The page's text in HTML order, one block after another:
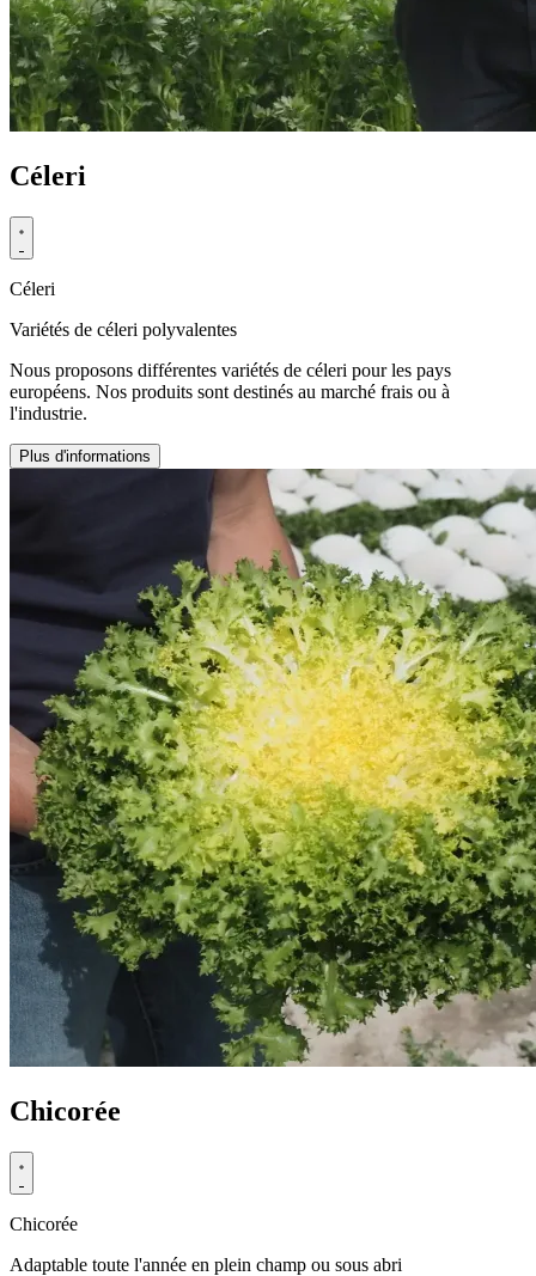
Céleri
Céleri
Variétés de céleri polyvalentes
Nous proposons différentes variétés de céleri pour les pays
européens. Nos produits sont destinés au marché frais ou à
l'industrie.
Plus d'informations
Chicorée
Chicorée
Adaptable toute l'année en plein champ ou sous abri